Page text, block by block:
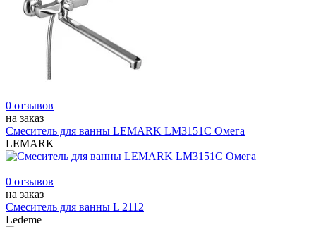
0 отзывов
на заказ
Смеситель для ванны LEMARK LM3151С Омега
LEMARK
0 отзывов
на заказ
Смеситель для ванны L 2112
Ledeme